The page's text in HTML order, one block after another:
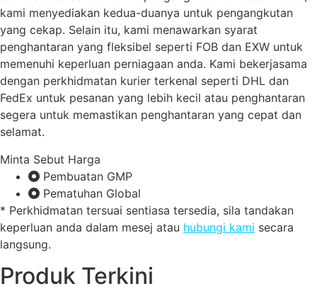
kami menyediakan kedua-duanya untuk pengangkutan
yang cekap. Selain itu, kami menawarkan syarat
penghantaran yang fleksibel seperti FOB dan EXW untuk
memenuhi keperluan perniagaan anda. Kami bekerjasama
dengan perkhidmatan kurier terkenal seperti DHL dan
FedEx untuk pesanan yang lebih kecil atau penghantaran
segera untuk memastikan penghantaran yang cepat dan
selamat.
Minta Sebut Harga
Pembuatan GMP
Pematuhan Global
* Perkhidmatan tersuai sentiasa tersedia, sila tandakan
keperluan anda dalam mesej atau hubungi kami secara
langsung.
Produk Terkini